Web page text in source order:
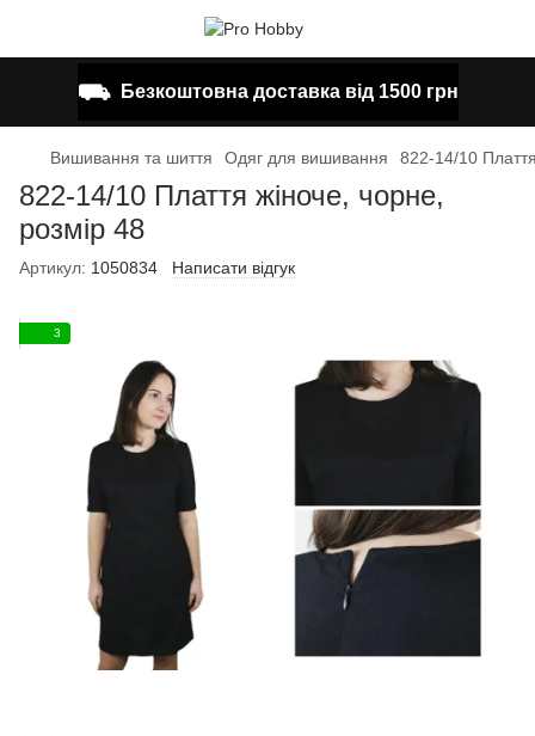
⛟ Безкоштовна доставка від 1500 грн
Вишивання та шиття Одяг для вишивання 822-14/10
822-14/10 Плаття жіноче, чорне,
розмір 48
Артикул: 1050834 Написати відгук
3